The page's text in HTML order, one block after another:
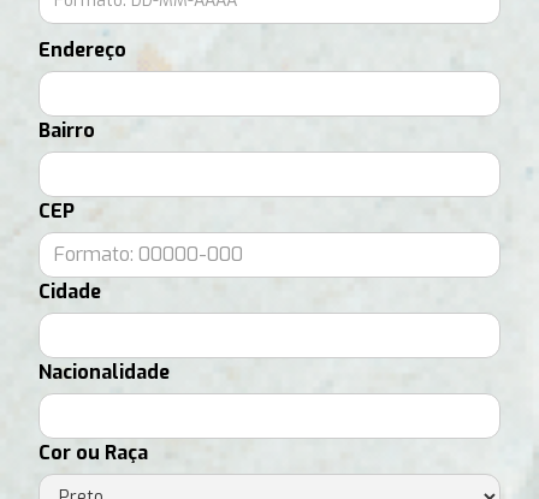
Endereço
Bairro
CEP
Cidade
Nacionalidade
Cor ou Raça